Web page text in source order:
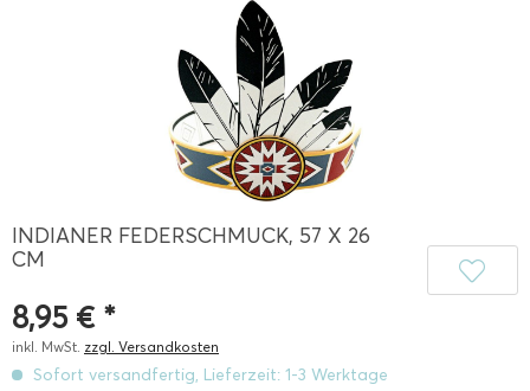
INDIANER FEDERSCHMUCK, 57 X 26
CM
8,95 € *
inkl. MwSt. zzgl. Versandkosten
Sofort versandfertig, Lieferzeit: 1-3 Werktage